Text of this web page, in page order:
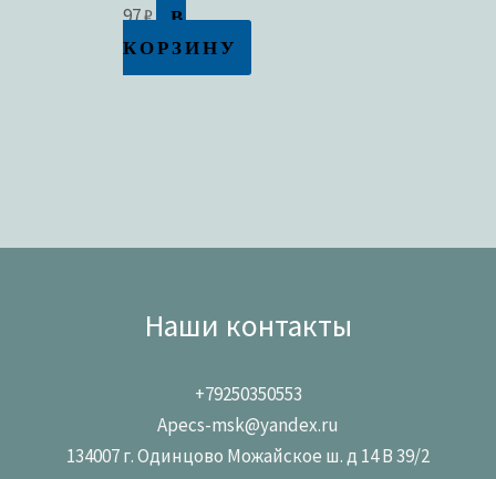
97₽
В
КОРЗИНУ
Наши контакты
+79250350553
Apecs-msk@yandex.ru
134007 г. Одинцово Можайское ш. д 14 В 39/2